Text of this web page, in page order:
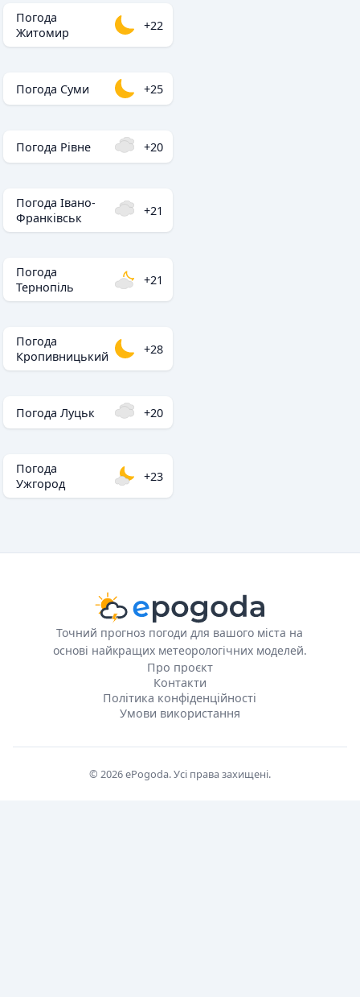
Погода
Житомир
+22
Погода Суми +25
Погода Рівне +20
Погода Івано-
Франківськ
+21
Погода
Тернопіль
+21
Погода
Кропивницький
+28
Погода Луцьк +20
Погода
Ужгород
+23
Точний прогноз погоди для вашого міста на
основі найкращих метеорологічних моделей.
Про проєкт
Контакти
Політика конфіденційності
Умови використання
© 2026 ePogoda. Усі права захищені.